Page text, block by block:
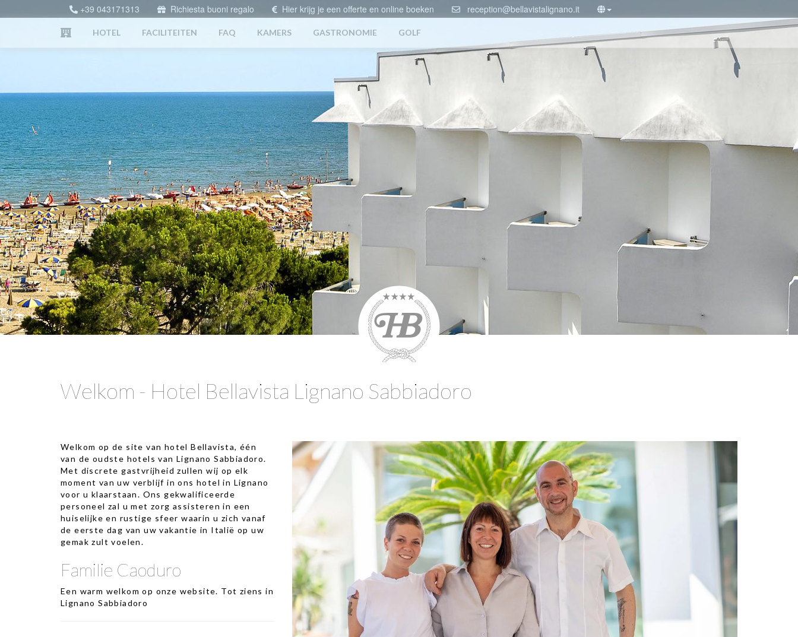
+39 043171313 Richiesta buoni regalo Hier krijg je een offerte en online boeken reception@bellavistalignano.it
HOTEL FACILITEITEN FAQ KAMERS GASTRONOMIE GOLF
Welkom - Hotel Bellavista Lignano Sabbiadoro
Welkom op de site van hotel Bellavista, één
van de oudste hotels van Lignano Sabbiadoro.
Met discrete gastvrijheid zullen wij op elk
moment van uw verblijf in ons hotel in Lignano
voor u klaarstaan. Ons gekwalificeerde
personeel zal u met zorg assisteren in een
huiselijke en rustige sfeer waarin u zich vanaf
de eerste dag van uw vakantie in Italië op uw
gemak zult voelen.
Familie Caoduro
Een warm welkom op onze website. Tot ziens in
Lignano Sabbiadoro